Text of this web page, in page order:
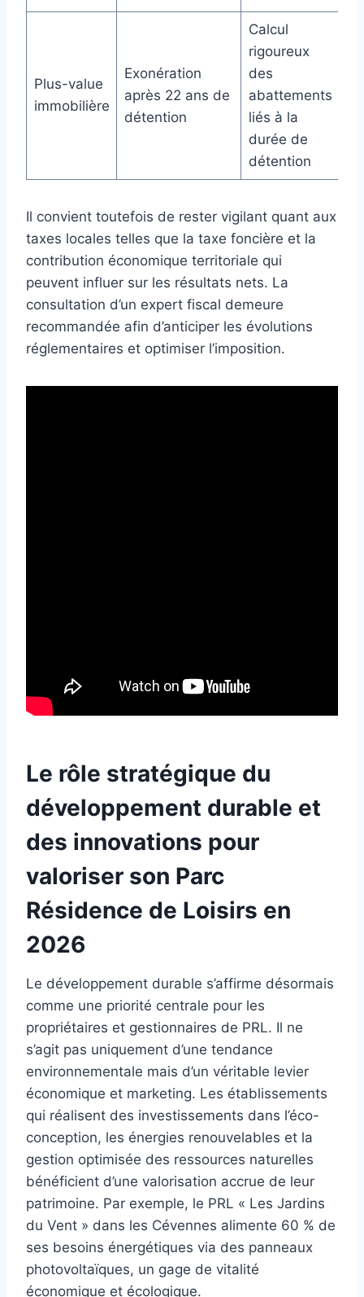
Plus-value
immobilière
Exonération
après 22 ans de
détention
Calcul
rigoureux
des
abattements
liés à la
durée de
détention
Il convient toutefois de rester vigilant quant aux
taxes locales telles que la taxe foncière et la
contribution économique territoriale qui
peuvent influer sur les résultats nets. La
consultation d’un expert fiscal demeure
recommandée afin d’anticiper les évolutions
réglementaires et optimiser l’imposition.
Le rôle stratégique du
développement durable et
des innovations pour
valoriser son Parc
Résidence de Loisirs en
2026
Le développement durable s’affirme désormais
comme une priorité centrale pour les
propriétaires et gestionnaires de PRL. Il ne
s’agit pas uniquement d’une tendance
environnementale mais d’un véritable levier
économique et marketing. Les établissements
qui réalisent des investissements dans l’éco-
conception, les énergies renouvelables et la
gestion optimisée des ressources naturelles
bénéficient d’une valorisation accrue de leur
patrimoine. Par exemple, le PRL « Les Jardins
du Vent » dans les Cévennes alimente 60 % de
ses besoins énergétiques via des panneaux
photovoltaïques, un gage de vitalité
économique et écologique.